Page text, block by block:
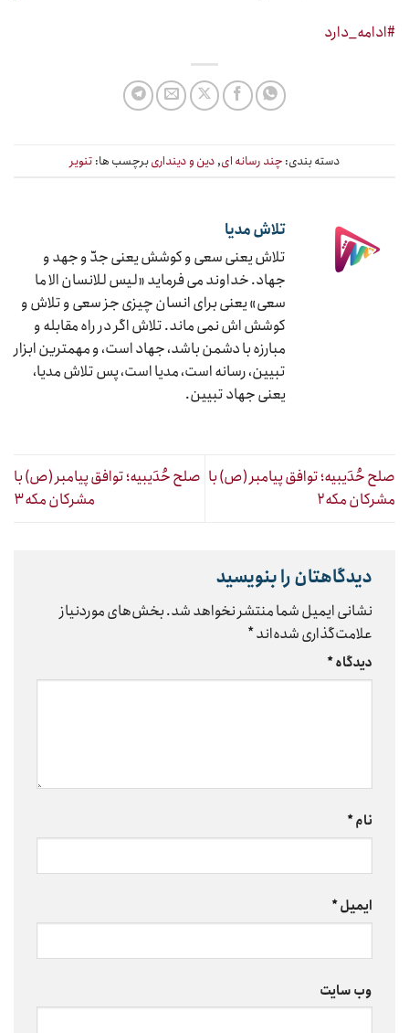
#ادامه_دارد
دسته بندی: چند رسانه ای, دین و دینداریبرچسب ها: تنویر
تلاش مدیا
تلاش یعنی سعی و کوشش یعنی جدّ و جهد و
جهاد. خداوند می فرماید «لیس للانسان الا ما
سعی» یعنی برای انسان چیزی جز سعی و تلاش و
کوشش اش نمی ماند. تلاش اگر در راه مقابله و
مبارزه با دشمن باشد، جهاد است، و مهمترین ابزار
تبیین، رسانه است، مدیا است، پس تلاش مدیا،
یعنی جهاد تبیین.
صلح حُدَیبیه؛ توافق پیامبر (ص) با
مشرکان مکه۲
صلح حُدَیبیه؛ توافق پیامبر (ص) با
مشرکان مکه۳
دیدگاهتان را بنویسید
نشانی ایمیل شما منتشر نخواهد شد.بخش‌های موردنیاز
علامت‌گذاری شده‌اند*
دیدگاه*
نام*
ایمیل*
وب‌ سایت